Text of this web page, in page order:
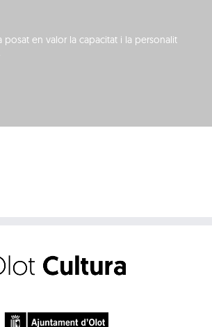
posat en valor la capacitat i la personalitat